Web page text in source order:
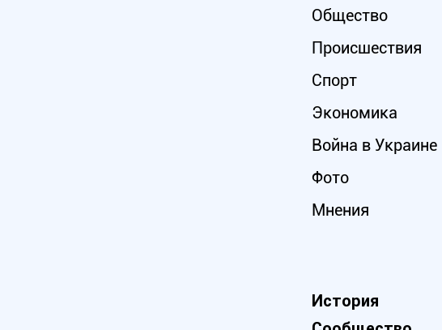
Общество
Происшествия
Спорт
Экономика
Война в Украине
Фото
Мнения
История